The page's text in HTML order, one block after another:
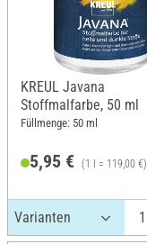
KREUL Javana
Stoffmalfarbe, 50 ml
Füllmenge: 50 ml
5,95 € (1 l = 119,00 €)